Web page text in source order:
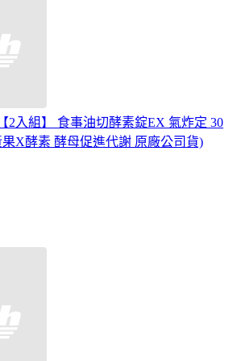
2入組】 食事油切酵素錠EX 氣炸定 30
X酵素 酵母促進代謝 原廠公司貨)